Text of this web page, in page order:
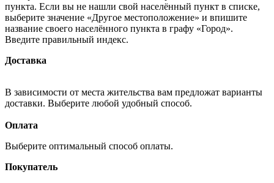
пункта. Если вы не нашли свой населённый пункт в списке,
выберите значение «Другое местоположение» и впишите
название своего населённого пункта в графу «Город».
Введите правильный индекс.
Доставка
В зависимости от места жительства вам предложат варианты
доставки. Выберите любой удобный способ.
Оплата
Выберите оптимальный способ оплаты.
Покупатель